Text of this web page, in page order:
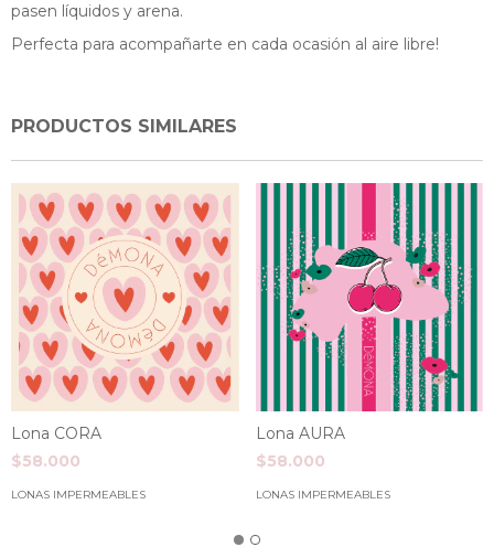
pasen líquidos y arena.
Perfecta para acompañarte en cada ocasión al aire libre!
PRODUCTOS SIMILARES
Lona CORA
$58.000
LONAS IMPERMEABLES
Lona AURA
$58.000
LONAS IMPERMEABLES